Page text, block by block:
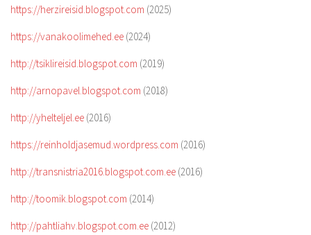
https://herzireisid.blogspot.com (2025)
https://vanakoolimehed.ee (2024)
http://tsiklireisid.blogspot.com (2019)
http://arnopavel.blogspot.com (2018)
http://yhelteljel.ee (2016)
https://reinholdjasemud.wordpress.com (2016)
http://transnistria2016.blogspot.com.ee (2016)
http://toomik.blogspot.com (2014)
http://pahtliahv.blogspot.com.ee (2012)